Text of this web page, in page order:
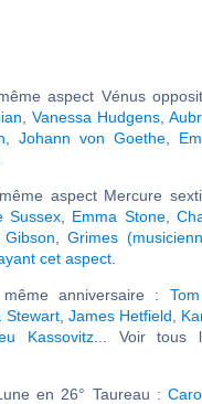
aspect Vénus
Vanessa Hudgens ,
,Johann von Goethe,
aspect Mercure
Sussex Emma Stone,
,Grimes
cet aspect
anniversaire :
Stewart, James Hetfield
Kassovitz... Voir tous
en 26° Taureau :